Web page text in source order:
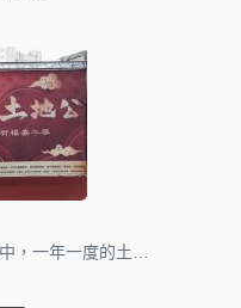
，一年一度的土…